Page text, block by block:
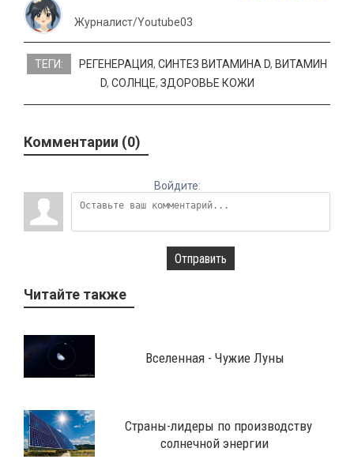
Журналист/Youtube03
ТЕГИ: РЕГЕНЕРАЦИЯ, СИНТЕЗ ВИТАМИНА D, ВИТАМИН
D, СОЛНЦЕ, ЗДОРОВЬЕ КОЖИ
Комментарии (0)
Войдите:
Отправить
Читайте также
Вселенная - Чужие Луны
Страны-лидеры по производству
солнечной энергии